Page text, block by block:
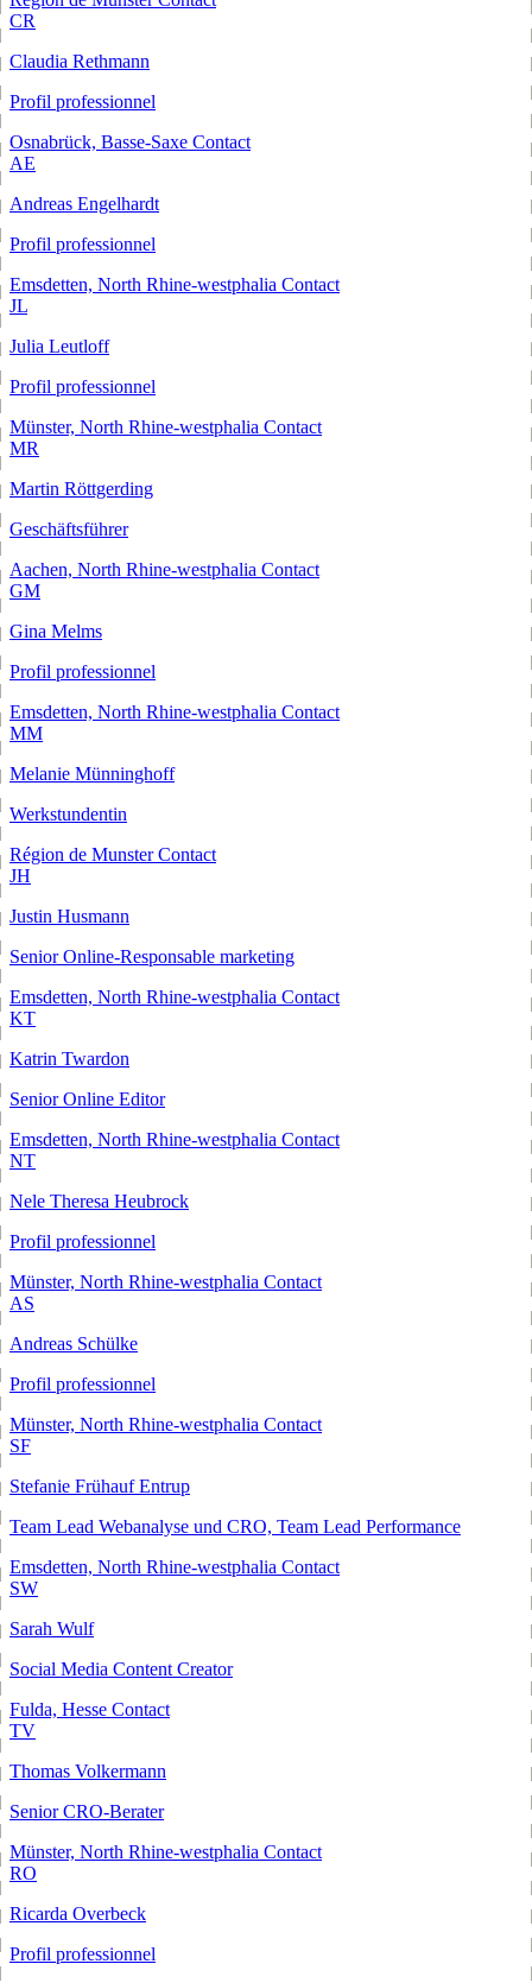
CR
Claudia Rethmann
Profil professionnel
Osnabrück, Basse-Saxe Contact
AE
Andreas Engelhardt
Profil professionnel
Emsdetten, North Rhine-westphalia Contact
JL
Julia Leutloff
Profil professionnel
Münster, North Rhine-westphalia Contact
MR
Martin Röttgerding
Geschäftsführer
Aachen, North Rhine-westphalia Contact
GM
Gina Melms
Profil professionnel
Emsdetten, North Rhine-westphalia Contact
MM
Melanie Münninghoff
Werkstundentin
Région de MunsterContact
JH
Justin Husmann
Senior Online-Responsable marketing
Emsdetten, North Rhine-westphalia Contact
KT
Katrin Twardon
Senior Online Editor
Emsdetten, North Rhine-westphalia Contact
NT
Nele Theresa Heubrock
Profil professionnel
Münster, North Rhine-westphalia Contact
AS
Andreas Schülke
Profil professionnel
Münster, North Rhine-westphalia Contact
SF
Stefanie Frühauf Entrup
Team Lead Webanalyse und CRO, Team Lead Performance
Emsdetten, North Rhine-westphalia Contact
SW
Sarah Wulf
Social Media Content Creator
Fulda, Hesse Contact
TV
Thomas Volkermann
Senior CRO-Berater
Münster, North Rhine-westphalia Contact
RO
Ricarda Overbeck
Profil professionnel